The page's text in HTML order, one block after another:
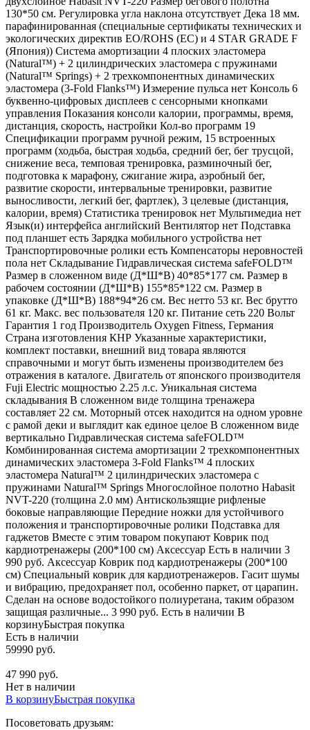
130*50 см. Регулировка угла наклона отсутствует Дека 18 мм.
парафинированная (специальные сертификаты технических и
экологических директив EO/ROHS (ЕС) и 4 STAR GRADE F
(Япония)) Система амортизации 4 плоских эластомера
(Natural™) + 2 цилиндрических эластомера с пружинами
(Natural™ Springs) + 2 трехкомпонентных динамических
эластомера (3-Fold Flanks™) Измерение пульса нет Консоль 6
буквенно-цифровых дисплеев с сенсорными кнопками
управления Показания консоли калории, программы, время,
дистанция, скорость, настройки Кол-во программ 19
Спецификации программ ручной режим, 15 встроенных
программ (ходьба, быстрая ходьба, средний бег, бег трусцой,
снижение веса, темповая тренировка, разминочный бег,
подготовка к марафону, сжигание жира, аэробный бег,
развитие скорости, интервальные тренировки, развитие
выносливости, легкий бег, фартлек), 3 целевые (дистанция,
калории, время) Статистика тренировок нет Мультимедиа нет
Язык(и) интерфейса английский Вентилятор нет Подставка
под планшет есть Зарядка мобильного устройства нет
Транспортировочные ролики есть Компенсаторы неровностей
пола нет Складывание Гидравлическая система safeFOLD™
Размер в сложенном виде (Д*Ш*В) 40*85*177 см. Размер в
рабочем состоянии (Д*Ш*В) 155*85*122 см. Размер в
упаковке (Д*Ш*В) 188*94*26 см. Вес нетто 53 кг. Вес брутто
61 кг. Макс. вес пользователя 120 кг. Питание сеть 220 Вольт
Гарантия 1 год Производитель Oxygen Fitness, Германия
Страна изготовления КНР Указанные характеристики,
комплект поставки, внешний вид товара являются
справочными и могут быть изменены производителем без
отражения в каталоге. Двигатель от японского производителя
Fuji Electric мощностью 2.25 л.с. Уникальная система
складывания В сложенном виде толщина тренажера
составляет 22 см. Моторный отсек находится на одном уровне
с рамой деки и выглядит как единое целое В сложенном виде
вертикально Гидравлическая система safeFOLD™
Комбинированная система амортизации 2 трехкомпонентных
динамических эластомера 3-Fold Flanks™ 4 плоских
эластомера Natural™ 2 цилиндрических эластомера с
пружинами Natural™ Springs Многослойное полотно Habasit
NVT-220 (толщина 2.0 мм) Антискользящие рифленые
боковые направляющие Передние ножки для устойчивого
положения и транспортировочные ролики Подставка для
гаджетов Вместе с этим товаром покупают Коврик под
кардиотренажеры (200*100 см) Аксессуар Есть в наличии 3
990 руб. Аксессуар Коврик под кардиотренажеры (200*100
см) Специальный коврик для кардиотренажеров. Гасит шумы
и вибрацию, предохраняет пол, особенно паркет, от царапин.
Сделан на основе водостойкого полиуретана, таким образом
защищая различные... 3 990 руб. Есть в наличии В
корзинуБыстрая покупка
Есть в наличии
59990 руб.
47 990 руб.
Нет в наличии
В корзинуБыстрая покупка
Посоветовать друзьям: